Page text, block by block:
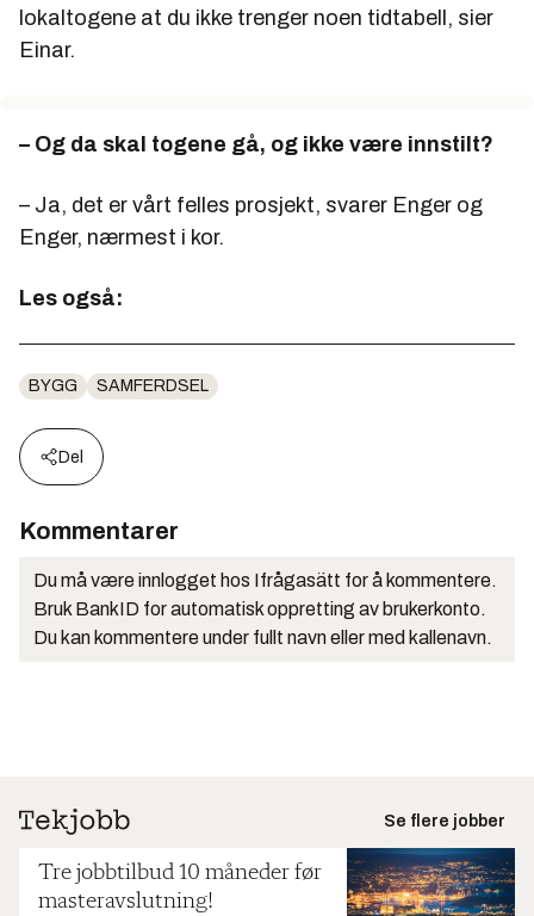
lokaltogene at du ikke trenger noen tidtabell, sier
Einar.
– Og da skal togene gå, og ikke være innstilt?
– Ja, det er vårt felles prosjekt, svarer Enger og
Enger, nærmest i kor.
Les også:
BYGG SAMFERDSEL
Del
Kommentarer
Du må være innlogget hos Ifrågasätt for å kommentere.
Bruk BankID for automatisk oppretting av brukerkonto.
Du kan kommentere under fullt navn eller med kallenavn.
Se flere jobber
Tre jobbtilbud 10 måneder før
masteravslutning!